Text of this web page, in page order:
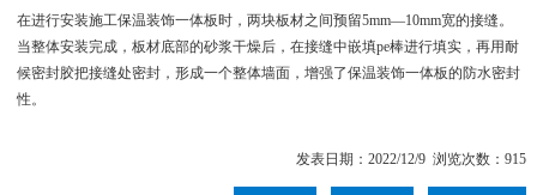
在进行安装施工保温装饰一体板时，两块板材之间预留5mm—10mm宽的接缝。
当整体安装完成，板材底部的砂浆干燥后，在接缝中嵌填pe棒进行填实，再用耐
候密封胶把接缝处密封，形成一个整体墙面，增强了保温装饰一体板的防水密封
性。
发表日期：2022/12/9 浏览次数：915